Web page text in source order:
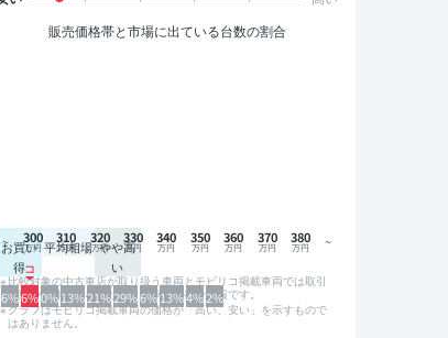
販売価格帯と市場に出ている台数の割合
お買い
得
平均相場 やや高
い
6%6%0%13%21%29%6%13%4%2%
300 310 320 330 340 350 360 370 380
比較対象の中古車店が取り扱う車両とモビリコ掲載車両では取引
形態や条件が異なるため、グラフは参考情報です。
グラフはモビリコ掲載車両の価格が「高い、安い」を示すもので
はありません。